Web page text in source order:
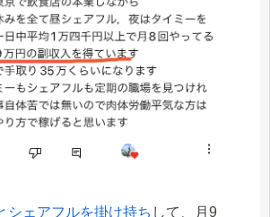
シェアフルを掛け持ち して、月9